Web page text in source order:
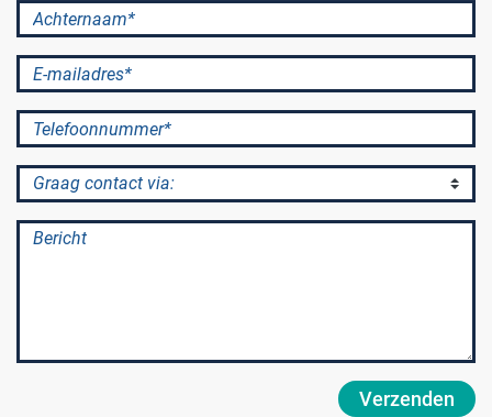
Achternaam*
E-mailadres*
Telefoonnummer*
Graag contact via:
Bericht
Verzenden
Branches
Zorginstellingen
Laboratoria
Cleanrooms
RVS Werkplekinrichting
Opslagsystemen en voorraadbeheer
Infectiepreventie en hygiëne
Medische (verzorgings)wagens
Wastransport
Medicijn- en verbandkasten
Zarges
BINBIN
Vacatures